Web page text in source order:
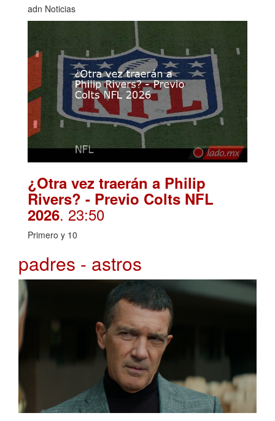
adn Noticias
¿Otra vez traerán a Philip
Rivers? - Previo Colts NFL
2026. 23:50
Primero y 10
padres - astros